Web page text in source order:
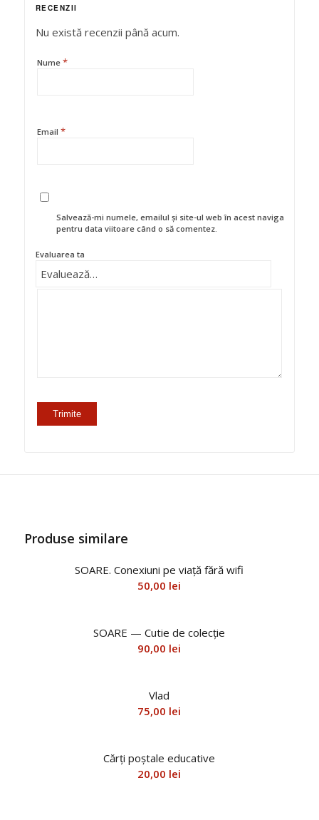
RECENZII
Nu există recenzii până acum.
Nume *
Email *
Salvează-mi numele, emailul și site-ul web în acest navigator
pentru data viitoare când o să comentez.
Evaluarea ta
Produse similare
SOARE. Conexiuni pe viață fără wifi
50,00 lei
SOARE — Cutie de colecție
90,00 lei
Vlad
75,00 lei
Cărți poștale educative
20,00 lei